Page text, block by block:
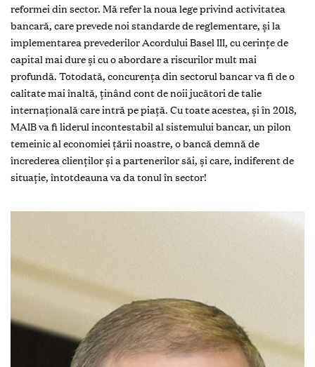
reformei din sector. Mă refer la noua lege privind activitatea
bancară, care prevede noi standarde de reglementare, şi la
implementarea prevederilor Acordului Basel III, cu cerinţe de
capital mai dure şi cu o abordare a riscurilor mult mai
profundă. Totodată, concurenţa din sectorul bancar va fi de o
calitate mai înaltă, ţinând cont de noii jucători de talie
internaţională care intră pe piaţă. Cu toate acestea, şi în 2018,
MAIB va fi liderul incontestabil al sistemului bancar, un pilon
temeinic al economiei ţării noastre, o bancă demnă de
încrederea clienţilor şi a partenerilor săi, şi care, indiferent de
situaţie, întotdeauna va da tonul în sector!